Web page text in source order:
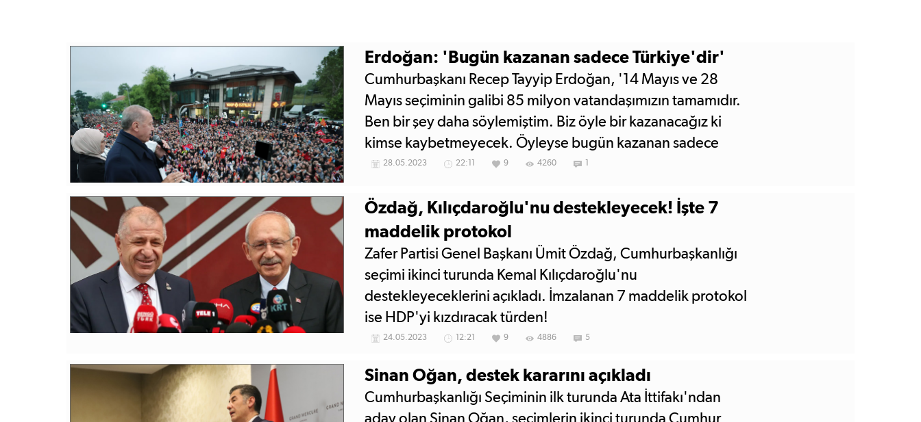
Erdoğan: 'Bugün kazanan sadece Türkiye'dir'
Cumhurbaşkanı Recep Tayyip Erdoğan, '14 Mayıs ve 28
Mayıs seçiminin galibi 85 milyon vatandaşımızın tamamıdır.
Ben bir şey daha söylemiştim. Biz öyle bir kazanacağız ki
kimse kaybetmeyecek. Öyleyse bugün kazanan sadece
Türkiye'dir' dedi.
28.05.2023 22:11 9 4260
Özdağ, Kılıçdaroğlu'nu destekleyecek! İşte 7
maddelik protokol
Zafer Partisi Genel Başkanı Ümit Özdağ, Cumhurbaşkanlığı
seçimi ikinci turunda Kemal Kılıçdaroğlu'nu
destekleyeceklerini açıkladı. İmzalanan 7 maddelik protokol
ise HDP'yi kızdıracak türden!
24.05.2023 12:21 9 4886 5
Sinan Oğan, destek kararını açıkladı
Cumhurbaşkanlığı Seçiminin ilk turunda Ata İttifakı'ndan